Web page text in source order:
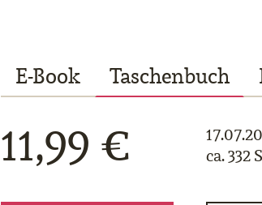
E-Book Taschenbuch
11,99 €
ca. 332